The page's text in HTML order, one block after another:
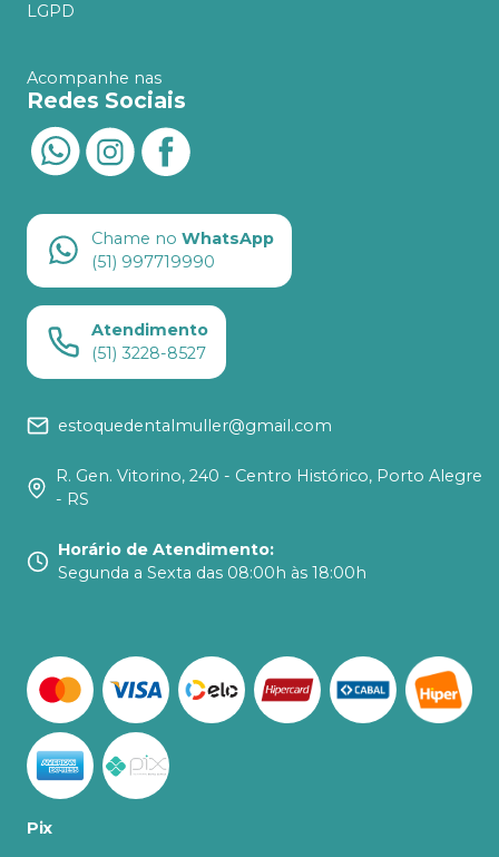
LGPD
Acompanhe nas
Redes Sociais
Chame no WhatsApp
(51) 997719990
Atendimento
(51) 3228-8527
estoquedentalmuller@gmail.com
R. Gen. Vitorino, 240 - Centro Histórico, Porto Alegre
- RS
Horário de Atendimento:
Segunda a Sexta das 08:00h às 18:00h
Pix